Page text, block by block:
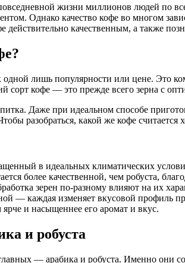
жизни миллионов людей по
Однако качество кофе во многом
действительно качественным, а также
лишь популярности или цене. Это
сорт кофе — это прежде всего зерна с
Даже при идеальном способе
разобраться, какой же кофе
в идеальных климатических
более качественной, чем робуста,
зерен по-разному влияют на их
— каждая изменяет вкусовой профиль
и насыщеннее его аромат и вкус.
и робуста
— арабика и робуста. Именно они